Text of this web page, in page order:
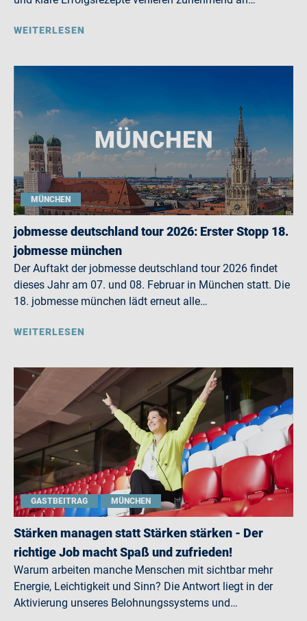
WEITERLESEN
MÜNCHEN
jobmesse deutschland tour 2026: Erster Stopp 18.
jobmesse münchen
Der Auftakt der jobmesse deutschland tour 2026 findet
dieses Jahr am 07. und 08. Februar in München statt. Die
18. jobmesse münchen lädt erneut alle…
WEITERLESEN
GASTBEITRAG MÜNCHEN
Stärken managen statt Stärken stärken - Der
richtige Job macht Spaß und zufrieden!
Warum arbeiten manche Menschen mit sichtbar mehr
Energie, Leichtigkeit und Sinn? Die Antwort liegt in der
Aktivierung unseres Belohnungssystems und…